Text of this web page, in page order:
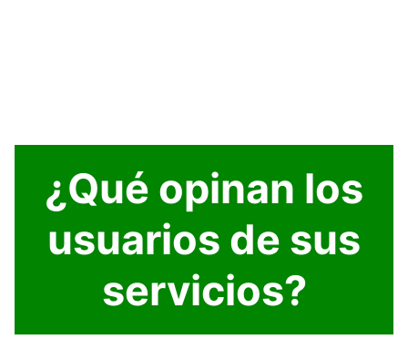
¿Qué opinan los
usuarios de sus
servicios?